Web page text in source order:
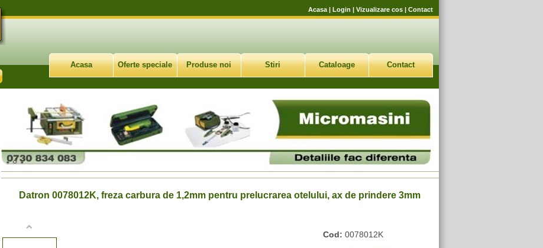
Acasa| Login | Vizualizare cos| Contact
Acasa Oferte speciale Produse noi Stiri Cataloage Contact
Datron 0078012K, freza carbura de 1,2mm pentru prelucrarea otelului, ax de prindere 3mm
Cod: 0078012K